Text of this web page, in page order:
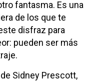
fantasma. Es una
de los que te
disfraz para
pueden ser más
Sidney Prescott,